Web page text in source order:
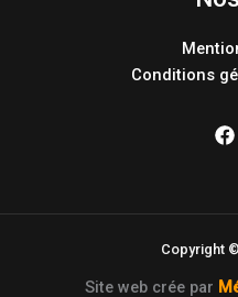
Conditions
Copyright
Site web crée par